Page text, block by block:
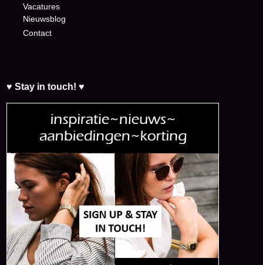
Vacatures
Nieuwsblog
Contact
♥ Stay in touch! ♥